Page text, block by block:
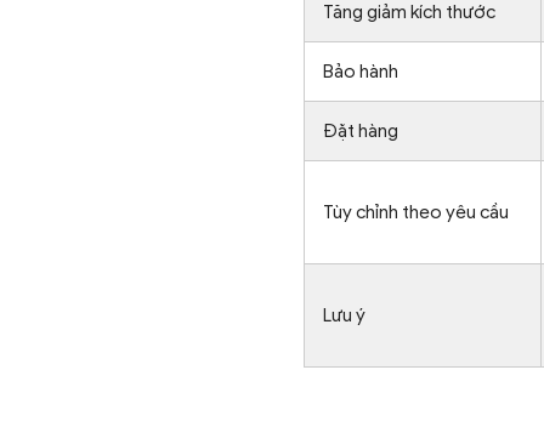
Tăng giảm kích thước
Bảo hành
Đặt hàng
Tùy chỉnh theo yêu cầu
Lưu ý